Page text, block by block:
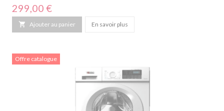
Prix
299,00 €
 Ajouter au panier En savoir plus
Offre catalogue